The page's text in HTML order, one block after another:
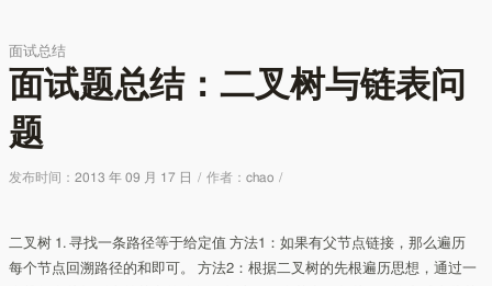
面试总结
面试题总结：二叉树与链表问
题
发布时间：2013 年 09 月 17 日 / 作者：chao /
二叉树 1. 寻找一条路径等于给定值 方法1：如果有父节点链接，那么遍历
每个节点回溯路径的和即可。 方法2：根据二叉树的先根遍历思想，通过一